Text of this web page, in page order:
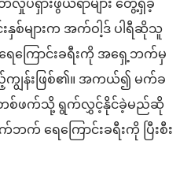
စ်များက အက်ဝါ့ဒ် ပါရီဆိုသူ
ကြောင်းခရီးကို အရှေ့ဘက်မှ
ကျွန်းဖြစ်၏။ အကယ်၍ မက်ခ
စ်ဖက်သို့ ရွက်လွှင့်နိုင်ခဲ့မည်ဆို
ရေကြောင်းခရီးကို ပြီးစီး